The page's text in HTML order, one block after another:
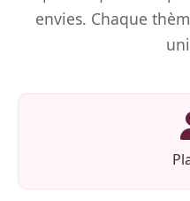
envies. Chaque